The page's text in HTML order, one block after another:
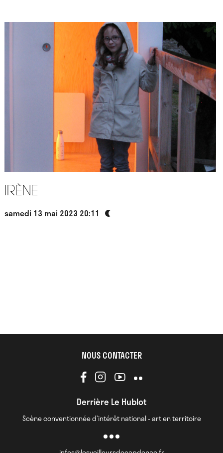
Irène
samedi 13 mai 2023 20:11
NOUS CONTACTER
Derrière Le Hublot
Scène conventionnée d’intérêt national - art en territoire